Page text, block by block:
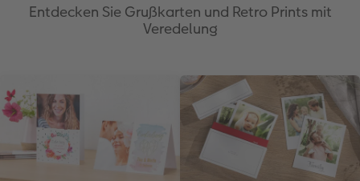
Entdecken Sie Grußkarten und Retro Prints mit
Veredelung